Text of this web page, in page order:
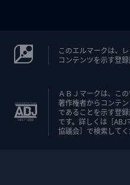
このエルマークは、
コンテンツを示す登
ＡＢＪマークは、こ
著作権者からコンテ
であることを示す登
です。詳しくは［
協議会］で検索してく